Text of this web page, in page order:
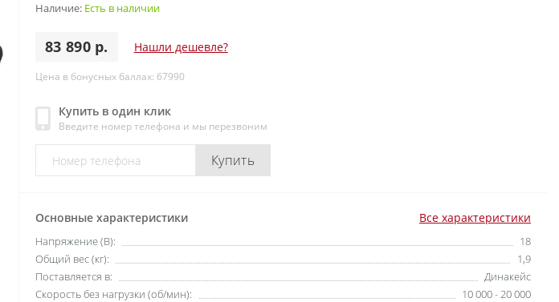
Наличие: Есть в наличии
83 890 р. Нашли дешевле?
Цена в бонусных баллах: 67990
Купить в один клик
Введите номер телефона и мы перезвоним
Купить
Основные характеристики Все характеристики
Напряжение (В):
18
Общий вес (кг):
1,9
Поставляется в:
Динакейс
Скорость без нагрузки (об/мин):
10 000 - 20 000